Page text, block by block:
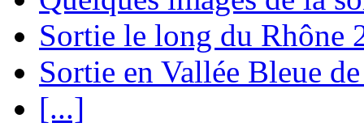
Sortie le long du Rhône
Sortie en Vallée Bleue
[...]